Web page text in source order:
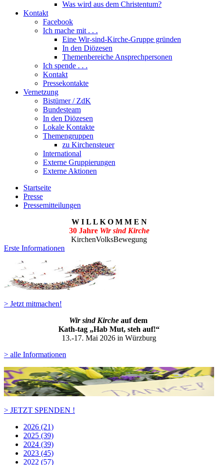
Was wird aus dem Christentum?
Kontakt
Facebook
Ich mache mit . . .
Eine Wir-sind-Kirche-Gruppe gründen
In den Diözesen
Themenbereiche Ansprechpersonen
Ich spende . . .
Kontakt
Pressekontakte
Vernetzung
Bistümer / ZdK
Bundesteam
In den Diözesen
Lokale Kontakte
Themengruppen
zu Kirchensteuer
International
Externe Gruppierungen
Externe Aktionen
Startseite
Presse
Pressemitteilungen
W I L L K O M M E N
30 Jahre Wir sind Kirche
KirchenVolksBewegung
Erste Informationen
> Jetzt mitmachen!
Wir sind Kirche auf dem
Kath-tag „Hab Mut, steh auf!“
13.-17. Mai 2026 in Würzburg
> alle Informationen
> JETZT SPENDEN !
2026 (21)
2025 (39)
2024 (39)
2023 (45)
2022 (57)